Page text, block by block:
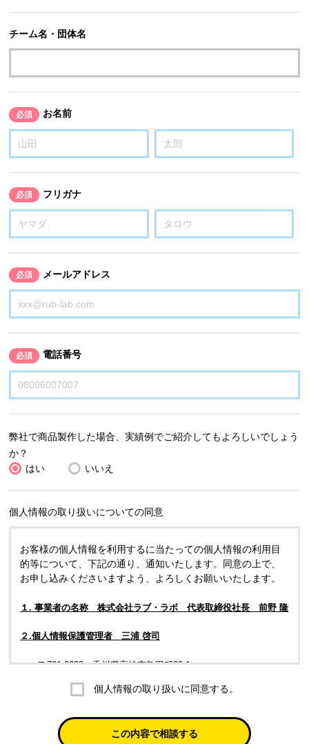
チーム名・団体名
必須 お名前
必須 フリガナ
必須 メールアドレス
必須 電話番号
弊社で商品製作した場合、実績例でご紹介してもよろしいでしょう
か？
はい
いいえ
個人情報の取り扱いについての同意
お客様の個人情報を利用するに当たっての個人情報の利用目
的等について、下記の通り、通知いたします。同意の上で、
お申し込みくださいますよう、よろしくお願いいたします。
１. 事業者の名称 株式会社ラブ・ラボ 代表取締役社長 前野 隆
２.個人情報保護管理者 三浦 啓司
〒761-0323 香川県高松市亀田町90-1
株式会社ラブ・ラボ
電話：087-847-2000
個人情報の取り扱いに同意する。
この内容で相談する